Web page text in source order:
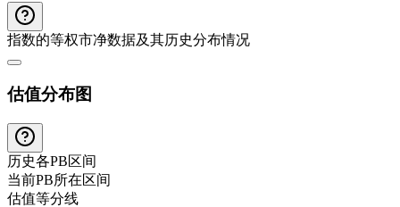
指数的等权市净数据及其历史分布情况
估值分布图
历史各PB区间
当前PB所在区间
估值等分线